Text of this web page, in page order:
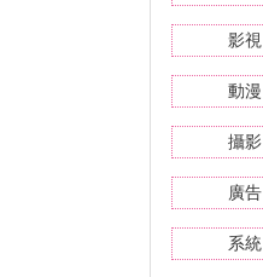
影視
動漫
攝影
廣告
系統